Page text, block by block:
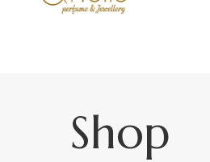
Shop